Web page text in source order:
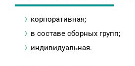
корпоративная;
в составе сборных групп;
индивидуальная.